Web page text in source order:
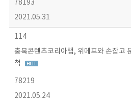
78193
2021.05.31
114
충북콘텐츠코리아랩, 위메프와 손잡고
척
78219
2021.05.24